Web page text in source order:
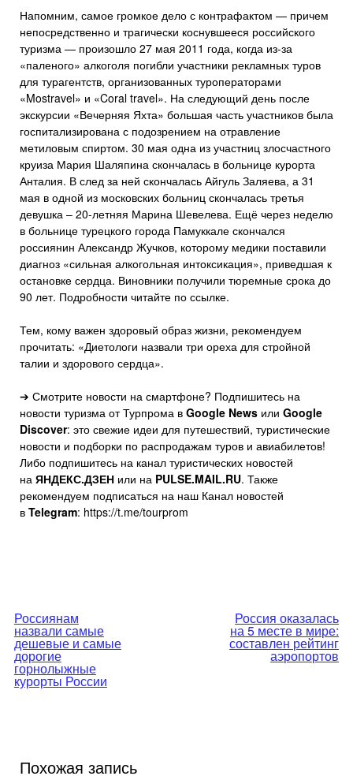
Напомним, самое громкое дело с контрафактом — причем
непосредственно и трагически коснувшееся российского
туризма — произошло 27 мая 2011 года, когда из-за
«паленого» алкоголя погибли участники рекламных туров
для турагентств, организованных туроператорами
«Mostravel» и «Coral travel». На следующий день после
экскурсии «Вечерняя Яхта» большая часть участников была
госпитализирована с подозрением на отравление
метиловым спиртом. 30 мая одна из участниц злосчастного
круиза Мария Шаляпина скончалась в больнице курорта
Анталия. В след за ней скончалась Айгуль Заляева, а 31
мая в одной из московских больниц скончалась третья
девушка – 20-летняя Марина Шевелева. Ещё через неделю
в больнице турецкого города Памуккале скончался
россиянин Александр Жучков, которому медики поставили
диагноз «сильная алкогольная интоксикация», приведшая к
остановке сердца. Виновники получили тюремные срока до
90 лет. Подробности читайте по ссылке.
Тем, кому важен здоровый образ жизни, рекомендуем
прочитать: «Диетологи назвали три ореха для стройной
талии и здорового сердца».
➔ Смотрите новости на смартфоне? Подпишитесь на
новости туризма от Турпрома в Google News или Google
Discover: это свежие идеи для путешествий, туристические
новости и подборки по распродажам туров и авиабилетов!
Либо подпишитесь на канал туристических новостей
на ЯНДЕКС.ДЗЕН или на PULSE.MAIL.RU. Также
рекомендуем подписаться на наш Канал новостей
в Telegram: https://t.me/tourprom
Навигация
по
записям
Россиянам
назвали самые
дешевые и самые
дорогие
горнолыжные
курорты России
Россия оказалась
на 5 месте в мире:
составлен рейтинг
аэропортов
Похожая запись